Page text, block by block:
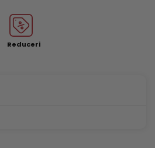
Reduceri